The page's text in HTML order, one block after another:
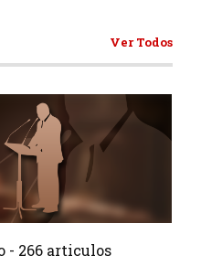
Ver Todos
266 Articulos
- 266 articulos